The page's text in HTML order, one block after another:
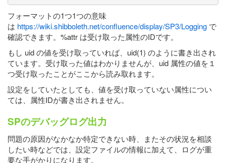
フォーマットの1つ1つの意味
は https://wiki.shibboleth.net/confluence/display/SP3/Logging で
確認できます。%attr は受け取った属性のIDです。
もし uid の値を受け取っていれば、uid(1) のように書き出され
ています。受け取った値はわかりませんが、uid 属性の値を１
つ受け取ったことがここから読み取れます。
設定をしていたとしても、値を受け取っていない属性につい
ては、属性IDが書き出されません。
SPのデバッグログ出力
問題の原因がなかなか特定できない時、またその状況を相談
したい時などでは、設定ファイルの情報に加えて、ログが重
要な手がかりになります。